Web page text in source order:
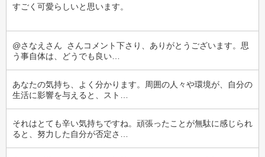
すごく可愛らしいと思います。
@さなえさん  さんコメント下さり、ありがとうございます。思
う事自体は、どうでも良い…
あなたの気持ち、よく分かります。周囲の人々や環境が、自分の
生活に影響を与えると、スト…
それはとても辛い気持ちですね。頑張ったことが無駄に感じられ
ると、努力した自分が否定さ…